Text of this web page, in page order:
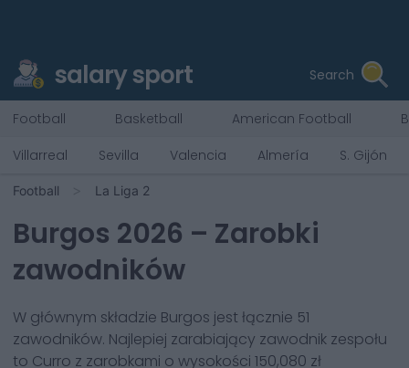
salary sport Search
Football Basketball American Football
Villarreal
Sevilla Valencia Almería S. Gijón
Football La Liga 2
Burgos 2026 – Zarobki
zawodników
W głównym składzie Burgos jest łącznie 51
zawodników. Najlepiej zarabiający zawodnik zespołu
to Curro z zarobkami o wysokości 150,080 zł